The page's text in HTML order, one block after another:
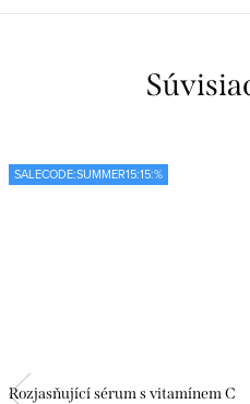
SALECODE:SUMMER15:15:%
Rozjasňující sérum s vitamínem C